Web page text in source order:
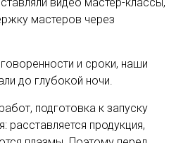
мастеров через
и сроки, наши
до глубокой ночи.
подготовка к запуску
расставляется продукция,